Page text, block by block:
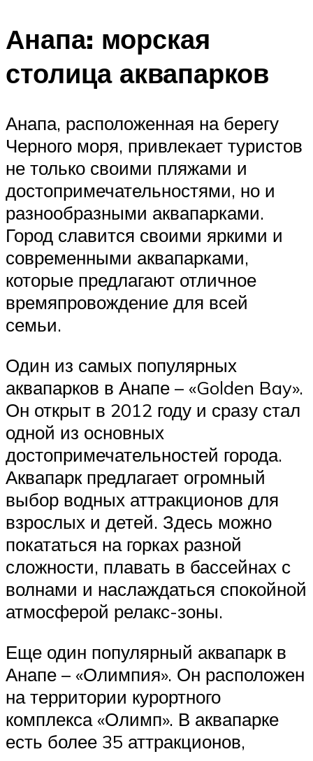
Анапа: морская
столица аквапарков
Анапа, расположенная на берегу
Черного моря, привлекает туристов
не только своими пляжами и
достопримечательностями, но и
разнообразными аквапарками.
Город славится своими яркими и
современными аквапарками,
которые предлагают отличное
времяпровождение для всей
семьи.
Один из самых популярных
аквапарков в Анапе – «Golden Bay».
Он открыт в 2012 году и сразу стал
одной из основных
достопримечательностей города.
Аквапарк предлагает огромный
выбор водных аттракционов для
взрослых и детей. Здесь можно
покататься на горках разной
сложности, плавать в бассейнах с
волнами и наслаждаться спокойной
атмосферой релакс-зоны.
Еще один популярный аквапарк в
Анапе – «Олимпия». Он расположен
на территории курортного
комплекса «Олимп». В аквапарке
есть более 35 аттракционов,